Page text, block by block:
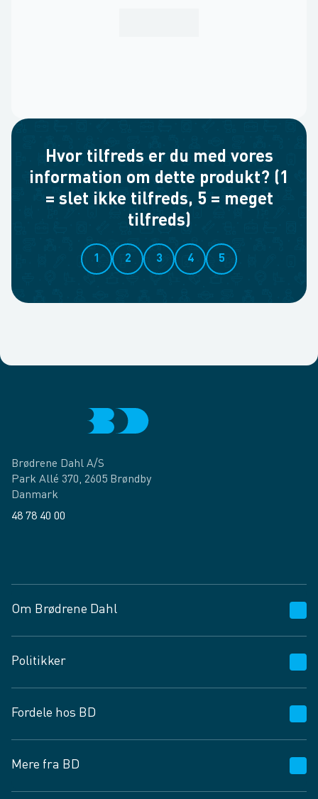
Hvor tilfreds er du med vores
information om dette produkt? (1
= slet ikke tilfreds, 5 = meget
tilfreds)
1 2 3 4 5
Brødrene Dahl A/S
Park Allé 370, 2605 Brøndby
Danmark
48 78 40 00
Om Brødrene Dahl
Vagttelefon 30 10 89 89
Spørgsmål og svar
Job og karriere
Fødevarekontrolrapport
Politikker
Privatlivspolitik
Cookies
Vilkår og betingelser
Fordele hos BD
BD app
BD.dk services
Mere fra BD